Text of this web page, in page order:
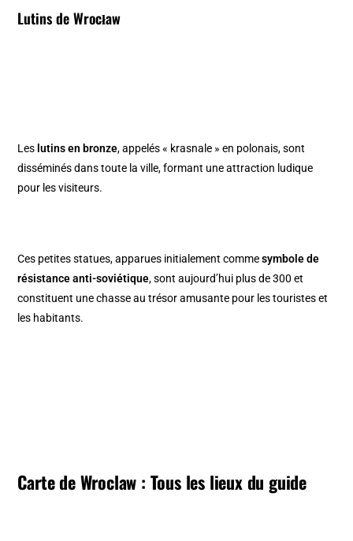
Lutins de Wrocław
Les lutins en bronze, appelés « krasnale » en polonais, sont
disséminés dans toute la ville, formant une attraction ludique
pour les visiteurs.
Ces petites statues, apparues initialement commesymbole de
résistance anti-soviétique, sont aujourd’hui plus de 300 et
constituent une chasse au trésor amusante pour les touristes et
les habitants.
Carte de Wroclaw : Tous les lieux du guide